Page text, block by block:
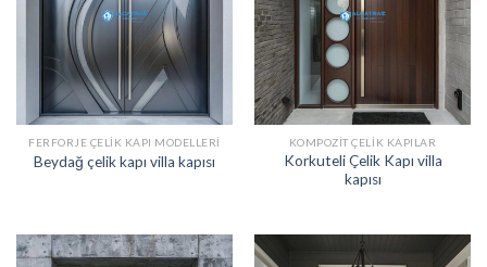
FERFORJE ÇELIK KAPI MODELLERI
Beydağ çelik kapı villa kapısı
KOMPOZIT ÇELIK KAPILAR
Korkuteli Çelik Kapı villa
kapısı